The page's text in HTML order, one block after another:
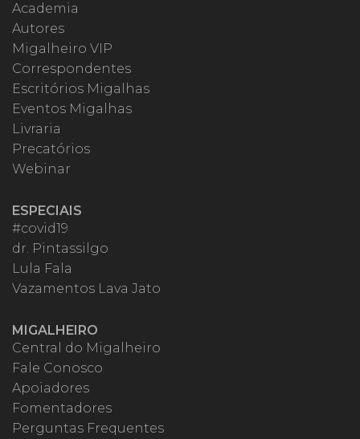
Academia
Autores
Migalheiro VIP
Correspondentes
Escritórios Migalhas
Eventos Migalhas
Livraria
Precatórios
Webinar
ESPECIAIS
#covid19
dr. Pintassilgo
Lula Fala
Vazamentos Lava Jato
MIGALHEIRO
Central do Migalheiro
Fale Conosco
Apoiadores
Fomentadores
Perguntas Frequentes